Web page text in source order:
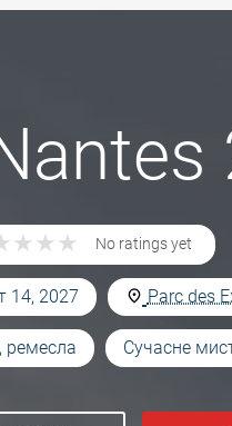
★ ★ ★
★ ★ ★ No ratings yet
14, 2027 Parc des
ремесла Сучасне